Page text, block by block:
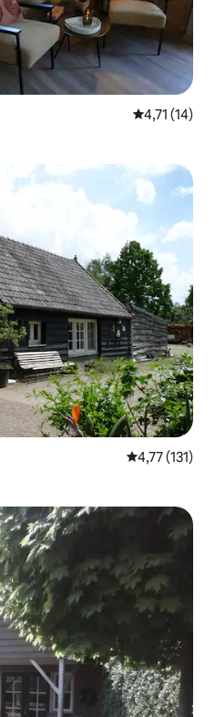
Gemiddelde
4,71 (14)
Gemiddelde
4,77 (131)